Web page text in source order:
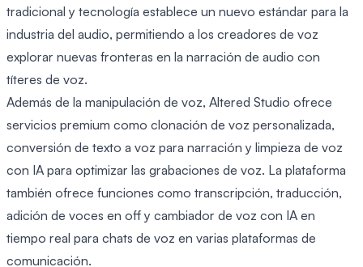
tradicional y tecnología establece un nuevo estándar para la
industria del audio, permitiendo a los creadores de voz
explorar nuevas fronteras en la narración de audio con
títeres de voz.
Además de la manipulación de voz, Altered Studio ofrece
servicios premium como clonación de voz personalizada,
conversión de texto a voz para narración y limpieza de voz
con IA para optimizar las grabaciones de voz. La plataforma
también ofrece funciones como transcripción, traducción,
adición de voces en off y cambiador de voz con IA en
tiempo real para chats de voz en varias plataformas de
comunicación.